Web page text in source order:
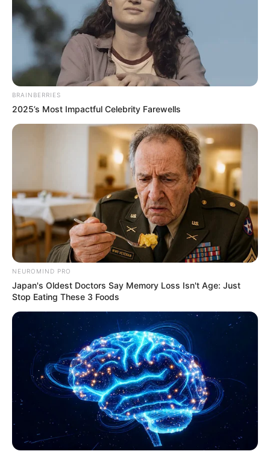
λωρίδα άμμου με θάλασσα και στις δύο
πλευρές, 90 λεπτά από Χαλκίδα
Ακολουθήστε το evianews.com στοGoogle
News
ΤΑ ΠΙΟ ΔΗΜΟΦΙΛΗ
BRAINBERRIES
2025’s Most Impactful Celebrity Farewells
NEUROMIND PRO
Japan's Oldest Doctors Say Memory Loss Isn't Age: Just
Stop Eating These 3 Foods